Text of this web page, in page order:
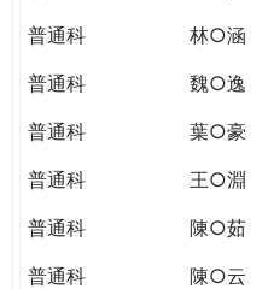
普通科
林○涵
普通科
魏○逸
普通科
葉○豪
普通科
王○淵
普通科
陳○茹
普通科
陳○云